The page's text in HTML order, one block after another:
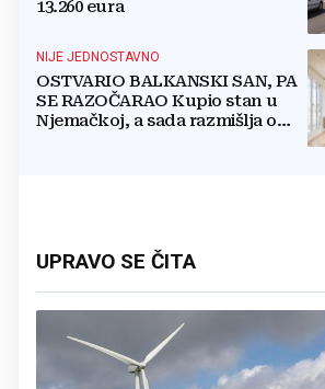
13.260 eura
NIJE JEDNOSTAVNO
OSTVARIO BALKANSKI SAN, PA
SE RAZOČARAO Kupio stan u
Njemačkoj, a sada razmišlja o
UPRAVO SE ČITA